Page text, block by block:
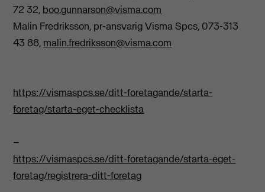
72 32, boo.gunnarson@visma.com
Malin Fredriksson, pr-ansvarig Visma Spcs, 073-313
43 88, malin.fredriksson@visma.com
https://vismaspcs.se/ditt-foretagande/starta-
foretag/starta-eget-checklista
–
https://vismaspcs.se/ditt-foretagande/starta-eget-
foretag/registrera-ditt-foretag